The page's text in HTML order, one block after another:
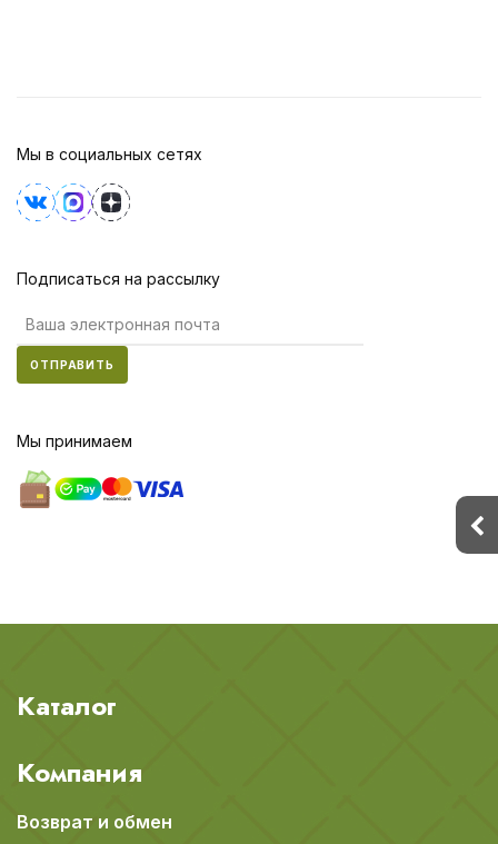
Мы в социальных сетях
Подписаться на рассылку
ОТПРАВИТЬ
Мы принимаем
Каталог
Компания
Возврат и обмен